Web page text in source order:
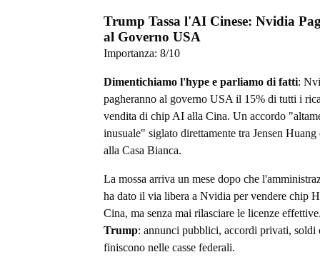
Trump Tassa l'AI Cinese: Nvidia
al Governo USA
Importanza: 8/10
Dimentichiamo l'hype e parliamo di fatti:
pagheranno al governo USA il 15% di tutti i
vendita di chip AI alla Cina. Un accordo
inusuale" siglato direttamente tra Jensen Huang
alla Casa Bianca.
La mossa arriva un mese dopo che
ha dato il via libera a Nvidia per vendere chip
Cina, ma senza mai rilasciare le licenze
Trump: annunci pubblici, accordi privati, soldi
finiscono nelle casse federali.